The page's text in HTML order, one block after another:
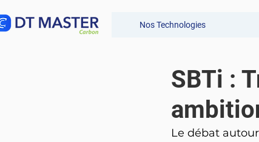
Nos Technologies
SBTi :
Le débat